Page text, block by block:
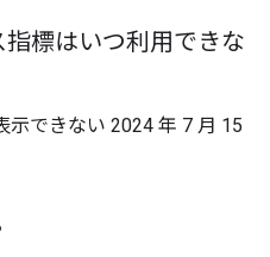
標はいつ利用できな
示できない 2024 年 7 月 15